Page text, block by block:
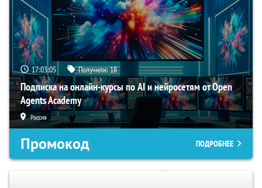
17:03:05 Получили:18
Подписка на онлайн-курсы по AI и нейросетям от Open
Agents Academy
Россия
Промокод ПОДРОБНЕЕ